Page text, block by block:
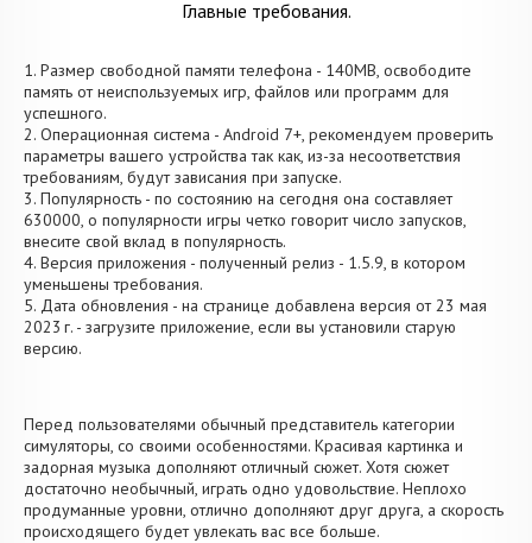
Главные требования.
1. Размер свободной памяти телефона - 140MB, освободите
память от неиспользуемых игр, файлов или программ для
успешного.
2. Операционная система - Android 7+, рекомендуем проверить
параметры вашего устройства так как, из-за несоответствия
требованиям, будут зависания при запуске.
3. Популярность - по состоянию на сегодня она составляет
630000, о популярности игры четко говорит число запусков,
внесите свой вклад в популярность.
4. Версия приложения - полученный релиз - 1.5.9, в котором
уменьшены требования.
5. Дата обновления - на странице добавлена версия от 23 мая
2023 г. - загрузите приложение, если вы установили старую
версию.
Перед пользователями обычный представитель категории
симуляторы, со своими особенностями. Красивая картинка и
задорная музыка дополняют отличный сюжет. Хотя сюжет
достаточно необычный, играть одно удовольствие. Неплохо
продуманные уровни, отлично дополняют друг друга, а скорость
происходящего будет увлекать вас все больше.